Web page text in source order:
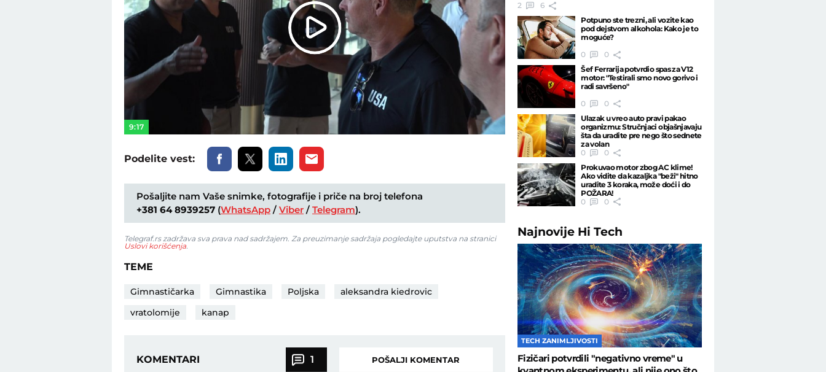
Play
Video
9:17
Podelite vest:
Pošaljite nam Vaše snimke, fotografije i priče na broj telefona
+381 64 8939257 (WhatsApp / Viber / Telegram).
Telegraf.rs zadržava sva prava nad sadržajem. Za preuzimanje sadržaja pogledajte uputstva na stranici
Uslovi korišćenja.
TEME
Gimnastičarka Gimnastika Poljska
aleksandra kiedrovic
vratolomije
kanap
KOMENTARI 1 POŠALJI KOMENTAR
2
6
Potpuno ste trezni, ali vozite kao
pod dejstvom alkohola: Kako je to
moguće?
0
0
Šef Ferrarija potvrdio spas za V12
motor: "Testirali smo novo gorivo i
radi savršeno"
0
0
Ulazak u vreo auto pravi pakao
organizmu: Stručnjaci objašnjavaju
šta da uradite pre nego što sednete
za volan
0
0
Prokuvao motor zbog AC klime!
Ako vidite da kazaljka "beži" hitno
uradite 3 koraka, može doći i do
POŽARA!
0
0
Najnovije Hi Tech
TECH ZANIMLJIVOSTI
Fizičari potvrdili "negativno vreme" u